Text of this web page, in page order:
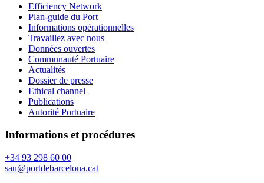
Efficiency Network
Plan-guide du Port
Informations opérationnelles
Travaillez avec nous
Données ouvertes
Communauté Portuaire
Actualités
Dossier de presse
Ethical channel
Publications
Autorité Portuaire
Informations et procédures
+34 93 298 60 00
sau@portdebarcelona.cat